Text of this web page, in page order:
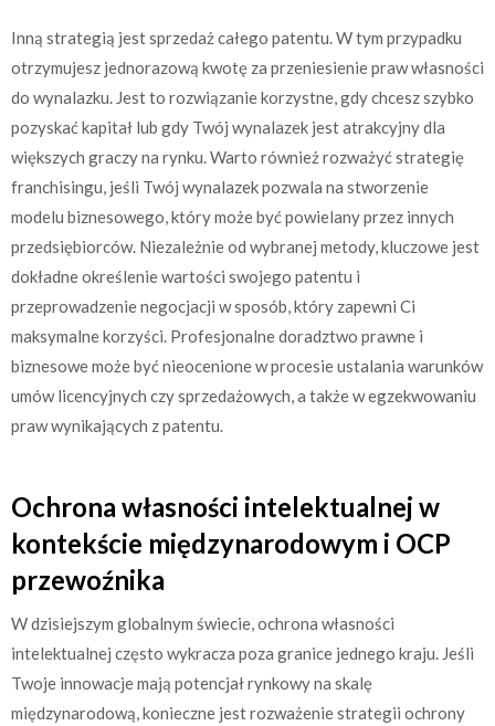
Inną strategią jest sprzedaż całego patentu. W tym przypadku
otrzymujesz jednorazową kwotę za przeniesienie praw własności
do wynalazku. Jest to rozwiązanie korzystne, gdy chcesz szybko
pozyskać kapitał lub gdy Twój wynalazek jest atrakcyjny dla
większych graczy na rynku. Warto również rozważyć strategię
franchisingu, jeśli Twój wynalazek pozwala na stworzenie
modelu biznesowego, który może być powielany przez innych
przedsiębiorców. Niezależnie od wybranej metody, kluczowe jest
dokładne określenie wartości swojego patentu i
przeprowadzenie negocjacji w sposób, który zapewni Ci
maksymalne korzyści. Profesjonalne doradztwo prawne i
biznesowe może być nieocenione w procesie ustalania warunków
umów licencyjnych czy sprzedażowych, a także w egzekwowaniu
praw wynikających z patentu.
Ochrona własności intelektualnej w
kontekście międzynarodowym i OCP
przewoźnika
W dzisiejszym globalnym świecie, ochrona własności
intelektualnej często wykracza poza granice jednego kraju. Jeśli
Twoje innowacje mają potencjał rynkowy na skalę
międzynarodową, konieczne jest rozważenie strategii ochrony